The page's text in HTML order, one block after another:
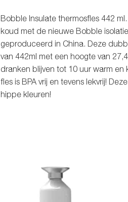
Bobble Insulate thermosfles 442
koud met de nieuwe Bobble
geproduceerd in China. Deze
van 442ml met een hoogte van
dranken blijven tot 10 uur warm
fles is BPA vrij en tevens lekvrij!
hippe kleuren!